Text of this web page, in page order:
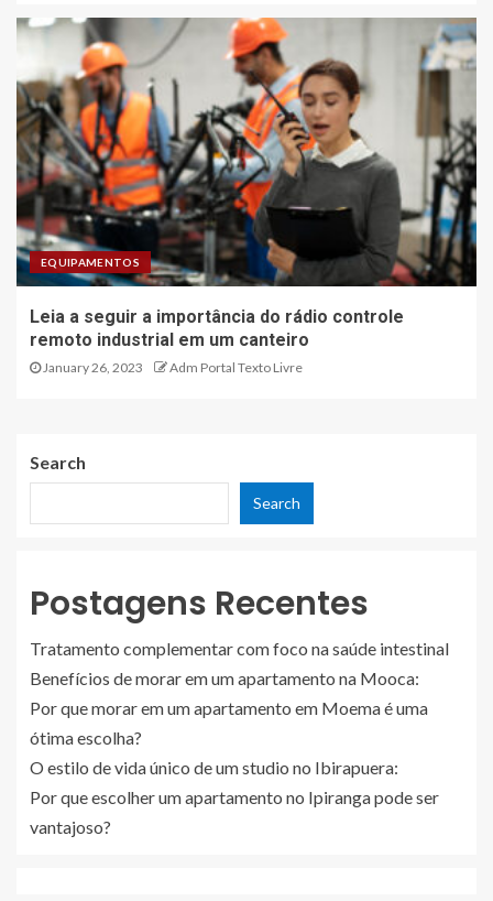
EQUIPAMENTOS
Leia a seguir a importância do rádio controle
remoto industrial em um canteiro
January 26, 2023 Adm Portal Texto Livre
Search
Search
Postagens Recentes
Tratamento complementar com foco na saúde intestinal
Benefícios de morar em um apartamento na Mooca:
Por que morar em um apartamento em Moema é uma
ótima escolha?
O estilo de vida único de um studio no Ibirapuera:
Por que escolher um apartamento no Ipiranga pode ser
vantajoso?